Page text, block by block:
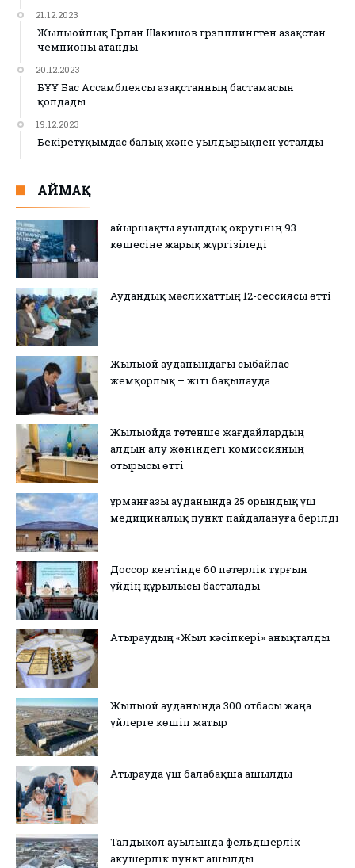
21.12.2023
Жылыойлық Ерлан Шакишов грэпплингтен Қазақстан
чемпионы атанды
20.12.2023
БҰҰ Бас Ассамблеясы Қазақстанның бастамасын
қолдады
19.12.2023
Бекіретұқымдас балық және уылдырықпен ұсталды
АЙМАҚ
Қайыршақты ауылдық округінің 93
көшесіне жарық жүргізіледі
Аудандық мәслихаттың 12-сессиясы өтті
Жылыой ауданындағы сыбайлас
жемқорлық – жіті бақылауда
Жылыойда төтенше жағдайлардың
алдын алу жөніндегі комиссияның
отырысы өтті
Құрманғазы ауданында 25 орындық үш
медициналық пункт пайдалануға берілді
Доссор кентінде 60 пәтерлік тұрғын
үйдің құрылысы басталады
Атыраудың «Жыл кәсіпкері» анықталды
Жылыой ауданында 300 отбасы жаңа
үйлерге көшіп жатыр
Атырауда үш балабақша ашылды
Талдыкөл ауылында фельдшерлік-
акушерлік пункт ашылды